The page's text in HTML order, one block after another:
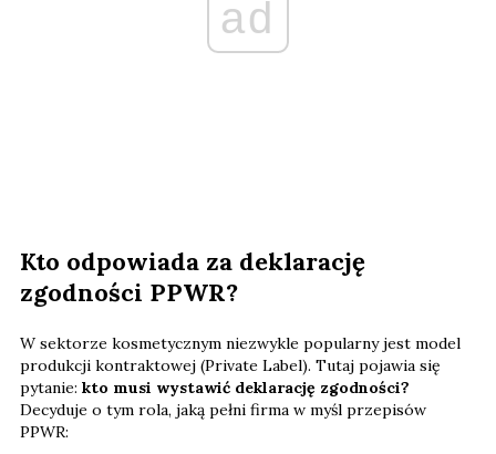
ad
Kto odpowiada za deklarację
zgodności PPWR?
W sektorze kosmetycznym niezwykle popularny jest model
produkcji kontraktowej (Private Label). Tutaj pojawia się
pytanie: kto musi wystawić deklarację zgodności?
Decyduje o tym rola, jaką pełni firma w myśl przepisów
PPWR: